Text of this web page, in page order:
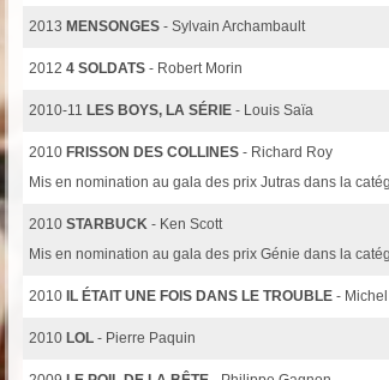
2013 MENSONGES - Sylvain Archambault
2012 4 SOLDATS - Robert Morin
2010-11 LES BOYS, LA SÉRIE - Louis Saïa
2010 FRISSON DES COLLINES - Richard Roy
Mis en nomination au gala des prix Jutras dans la
2010 STARBUCK - Ken Scott
Mis en nomination au gala des prix Génie dans la
2010 IL ÉTAIT UNE FOIS DANS LE TROUBLE -
2010 LOL - Pierre Paquin